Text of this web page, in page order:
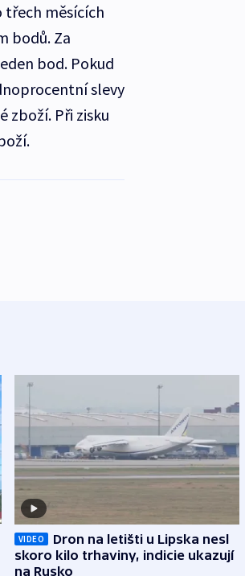
třech měsících
bodů. Za
bod. Pokud
slevy
zboží. Při zisku
VIDEO
Dron na letišti u Lipska nesl
skoro kilo trhaviny, indicie ukazují
na Rusko